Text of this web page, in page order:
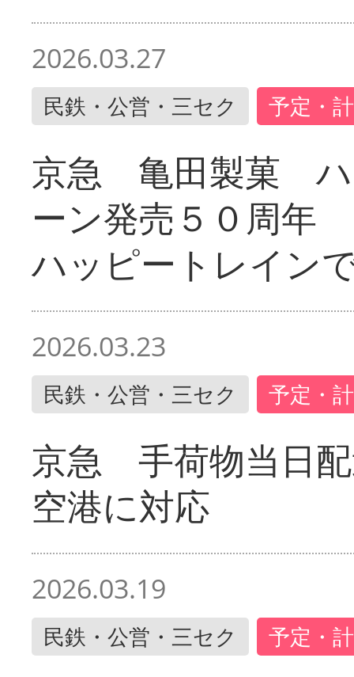
2026.03.27
民鉄・公営・三セク 予定・
京急 亀田製菓 ハ
ーン発売５０周年
ハッピートレイン
2026.03.23
民鉄・公営・三セク 予定・
京急 手荷物当日
空港に対応
2026.03.19
民鉄・公営・三セク 予定・